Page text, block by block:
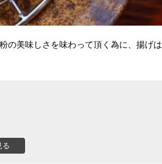
の美味しさを味わって頂く為に、揚げは
る